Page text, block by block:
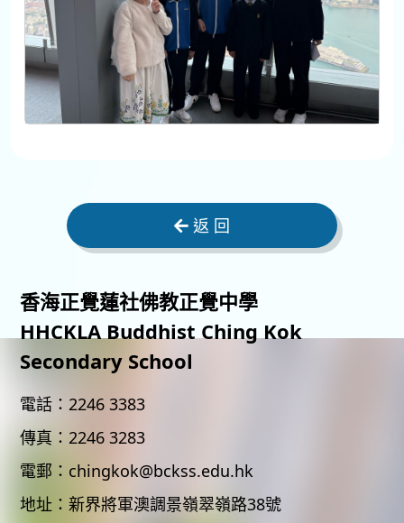
返 回
香海正覺蓮社佛教正覺中學
HHCKLA Buddhist Ching Kok
Secondary School
電話： 2246 3383
傳真： 2246 3283
電郵： chingkok@bckss.edu.hk
地址： 新界將軍澳調景嶺翠嶺路38號